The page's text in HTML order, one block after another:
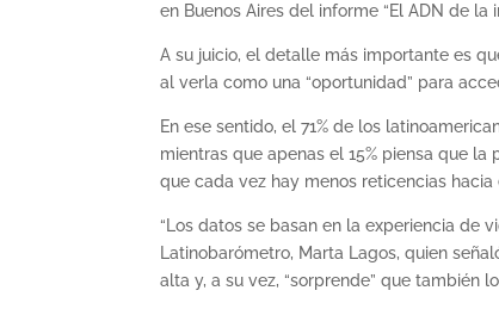
en Buenos Aires del informe “El ADN de la
A su juicio, el detalle más importante es
al verla como una “oportunidad” para
En ese sentido, el 71% de los
mientras que apenas el 15% piensa que
que cada vez hay menos reticencias hacia
“Los datos se basan en la experiencia de
Latinobarómetro, Marta Lagos, quien
alta y, a su vez, “sorprende” que también